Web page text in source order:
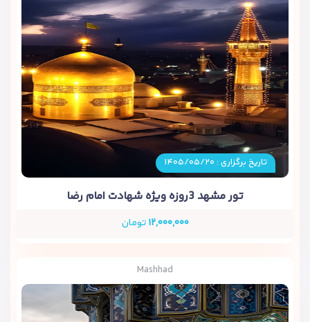
تاریخ برگزاری : ۱۴۰۵/۰۵/۲۰
تور مشهد 3روزه ویژه شهادت امام رضا
۱۲,۰۰۰,۰۰۰تومان
Mashhad